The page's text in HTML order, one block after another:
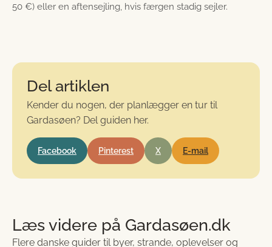
50 €) eller en aftensejling, hvis færgen stadig sejler.
Del artiklen
Kender du nogen, der planlægger en tur til
Gardasøen? Del guiden her.
Facebook Pinterest X E-mail
Læs videre på Gardasøen.dk
Flere danske guider til byer, strande, oplevelser og